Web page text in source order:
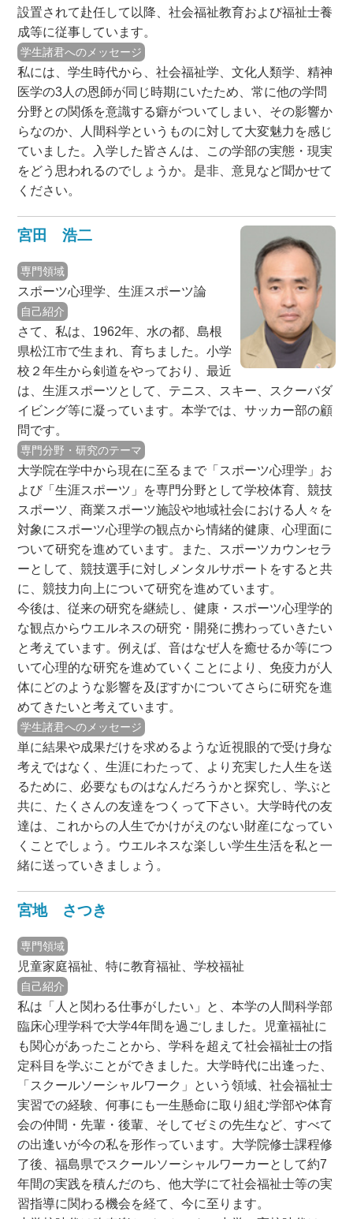
設置されて赴任して以降、社会福祉教育および福祉士養
成等に従事しています。
学生諸君へのメッセージ
私には、学生時代から、社会福祉学、文化人類学、精神
医学の3人の恩師が同じ時期にいたため、常に他の学問
分野との関係を意識する癖がついてしまい、その影響か
らなのか、人間科学というものに対して大変魅力を感じ
ていました。入学した皆さんは、この学部の実態・現実
をどう思われるのでしょうか。是非、意見など聞かせて
ください。
宮田 浩二
専門領域
スポーツ心理学、生涯スポーツ論
自己紹介
さて、私は、1962年、水の都、島根
県松江市で生まれ、育ちました。小学
校２年生から剣道をやっており、最近
は、生涯スポーツとして、テニス、スキー、スクーバダ
イビング等に凝っています。本学では、サッカー部の顧
問です。
専門分野・研究のテーマ
大学院在学中から現在に至るまで「スポーツ心理学」お
よび「生涯スポーツ」を専門分野として学校体育、競技
スポーツ、商業スポーツ施設や地域社会における人々を
対象にスポーツ心理学の観点から情緒的健康、心理面に
ついて研究を進めています。また、スポーツカウンセラ
ーとして、競技選手に対しメンタルサポートをすると共
に、競技力向上について研究を進めています。
今後は、従来の研究を継続し、健康・スポーツ心理学的
な観点からウエルネスの研究・開発に携わっていきたい
と考えています。例えば、音はなぜ人を癒せるか等につ
いて心理的な研究を進めていくことにより、免疫力が人
体にどのような影響を及ぼすかについてさらに研究を進
めてきたいと考えています。
学生諸君へのメッセージ
単に結果や成果だけを求めるような近視眼的で受け身な
考えではなく、生涯にわたって、より充実した人生を送
るために、必要なものはなんだろうかと探究し、学ぶと
共に、たくさんの友達をつくって下さい。大学時代の友
達は、これからの人生でかけがえのない財産になってい
くことでしょう。ウエルネスな楽しい学生生活を私と一
緒に送っていきましょう。
宮地 さつき
専門領域
児童家庭福祉、特に教育福祉、学校福祉
自己紹介
私は「人と関わる仕事がしたい」と、本学の人間科学部
臨床心理学科で大学4年間を過ごしました。児童福祉に
も関心があったことから、学科を超えて社会福祉士の指
定科目を学ぶことができました。大学時代に出逢った、
「スクールソーシャルワーク」という領域、社会福祉士
実習での経験、何事にも一生懸命に取り組む学部や体育
会の仲間・先輩・後輩、そしてゼミの先生など、すべて
の出逢いが今の私を形作っています。大学院修士課程修
了後、福島県でスクールソーシャルワーカーとして約7
年間の実践を積んだのち、他大学にて社会福祉士等の実
習指導に関わる機会を経て、今に至ります。